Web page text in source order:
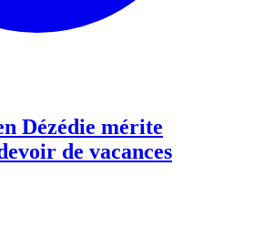
Dézédie mérite
de vacances